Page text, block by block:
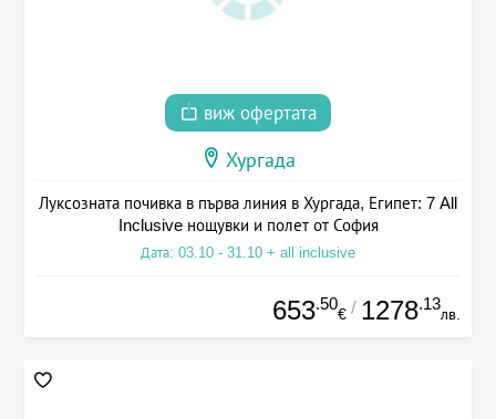
виж офертата
Хургада
Луксозната почивка в първа линия в Хургада, Египет: 7 All
Inclusive нощувки и полет от София
Дата: 03.10 - 31.10 + all inclusive
653.50
€ / 1278.13
лв.